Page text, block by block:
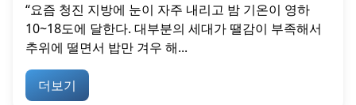
“요즘 청진 지방에 눈이 자주 내리고 밤 기온이 영하
10~18도에 달한다. 대부분의 세대가 땔감이 부족해서
추위에 떨면서 밥만 겨우 해...
더보기